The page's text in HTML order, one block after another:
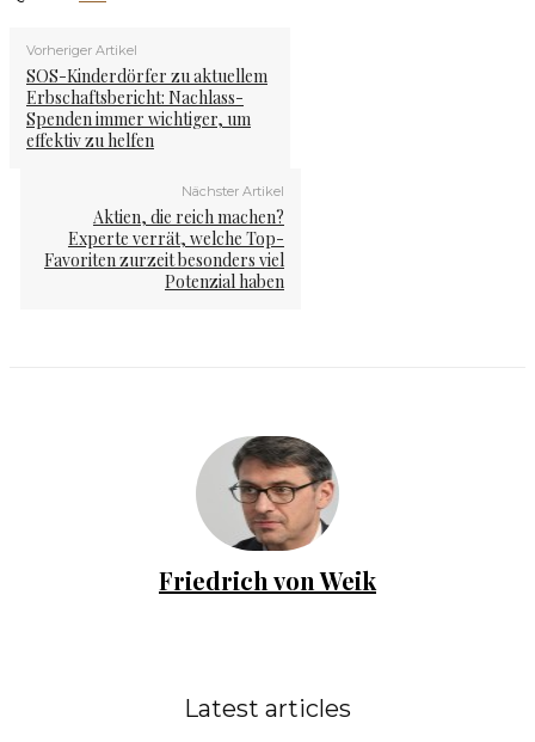
Vorheriger Artikel
SOS-Kinderdörfer zu aktuellem
Erbschaftsbericht: Nachlass-
Spenden immer wichtiger, um
effektiv zu helfen
Nächster Artikel
Aktien, die reich machen?
Experte verrät, welche Top-
Favoriten zurzeit besonders viel
Potenzial haben
Friedrich von Weik
Latest articles